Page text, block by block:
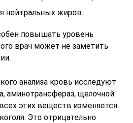
нейтральных жиров.
повышать уровень
врач может не заметить
анализа кровь исследуют
аминотрансфераз, щелочной
этих веществ изменяется
Это отрицательно